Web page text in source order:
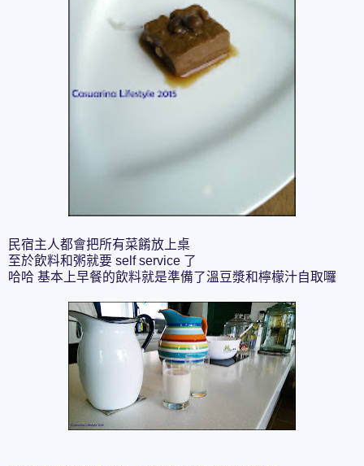
民宿主人都會把所有菜餚放上桌
至於飲料和粥就要 self service 了
哈哈 基本上早餐的飲料就是準備了溫豆漿和檸檬汁自取囉